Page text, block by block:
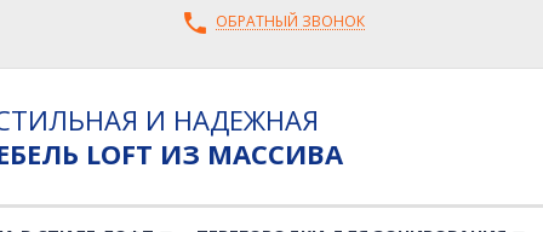
ОБРАТНЫЙ ЗВОНОК
И НАДЕЖНАЯ
LOFT ИЗ МАССИВА